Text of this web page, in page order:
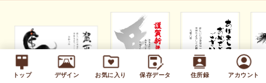
トップ デザイン お気に入り 保存データ 住所録 アカウント